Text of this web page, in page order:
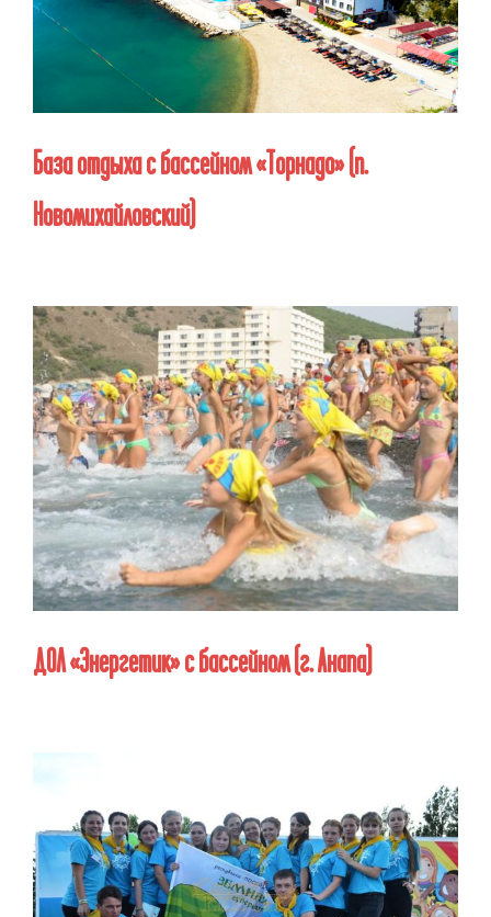
База отдыха с бассейном «Торнадо» (п.
Новомихайловский)
ДОЛ «Энергетик» с бассейном (г. Анапа)